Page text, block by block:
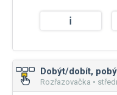
Dobýt/dobít,
Rozřazovačka •